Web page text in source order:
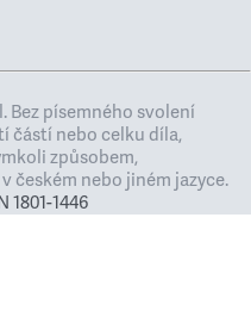
Bez písemného svolení
částí nebo celku díla,
způsobem,
českém nebo jiném jazyce.
1801-1446